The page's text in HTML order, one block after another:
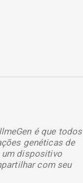
é que todos
genéticas de
um dispositivo
com seu